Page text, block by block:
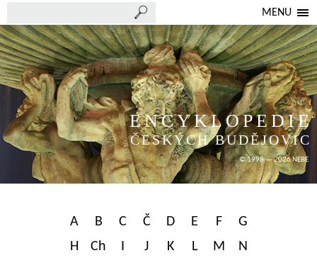
MENU
ENCYKLOPEDIE
ČESKÝCH BUDĚJOVIC
© 1998 — 2026 NEBE
A B C Č D E F
G
H
Ch I J K L M
N